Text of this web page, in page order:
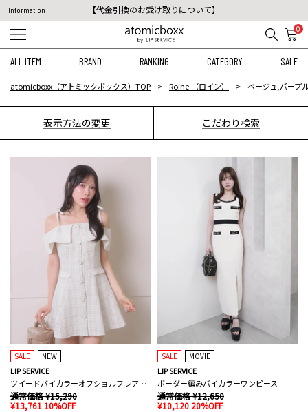
Information
税込11,000円以上のご注文で送料無料！
【重要】予約商品のお支払い方法（代金引換）変更に関するお知らせ
0
ALL ITEM BRAND RANKING CATEGORY SALE
atomicboxx（アトミックボックス）TOP Roine'（ロイン） ベージュ,パープ
表示方法の変更 こだわり検索
SALE NEW
LIP SERVICE
ツイードバイカラーオフショルフレアワンピース
通常価格 ¥15,290
¥13,761 10%OFF
SALE MOVIE
LIP SERVICE
ボーダー編みバイカラーワンピース
通常価格 ¥12,650
¥10,120 20%OFF